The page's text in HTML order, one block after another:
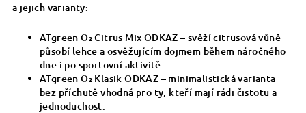
a jejich varianty:
ATgreen O₂ Citrus Mix ODKAZ – svěží citrusová vůně
působí lehce a osvěžujícím dojmem během náročného
dne i po sportovní aktivitě.
ATgreen O₂ Klasik ODKAZ – minimalistická varianta
bez příchutě vhodná pro ty, kteří mají rádi čistotu a
jednoduchost.